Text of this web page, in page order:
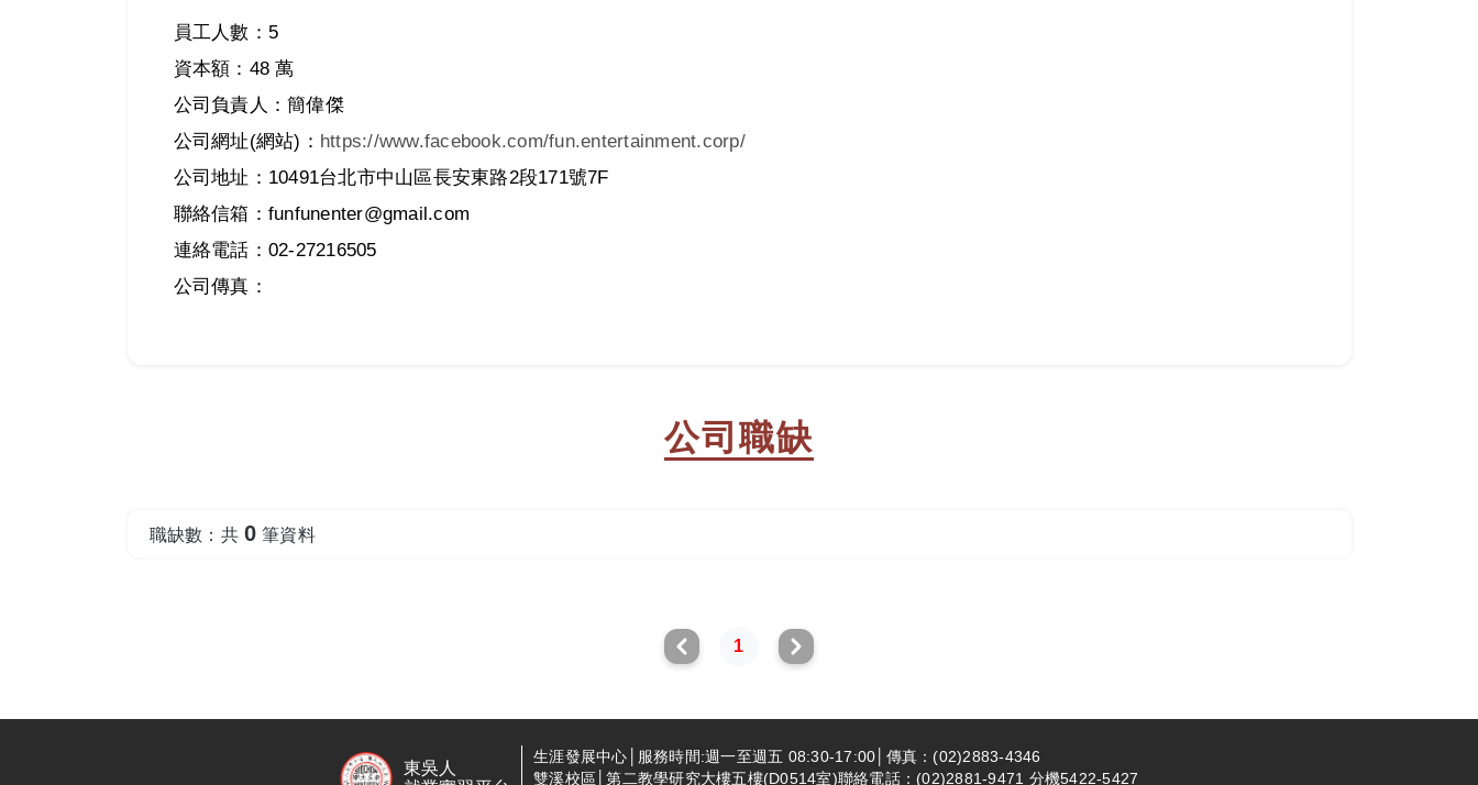
員工人數：5
資本額：48 萬
公司負責人：簡偉傑
公司網址(網站)： https://www.facebook.com/fun.entertainment.corp/
公司地址：10491台北市中山區長安東路2段171號7F
聯絡信箱：funfunenter@gmail.com
連絡電話：02-27216505
公司傳真：
公司職缺
職缺數：共 0 筆資料
1
東吳人
生涯發展中心│服務時間:週一至週五 08:30-17:00│傳真：(02)2883-4346
雙溪校區│第二教學研究大樓五樓(D0514室)聯絡電話：(02)2881-9471 分機5422-5427